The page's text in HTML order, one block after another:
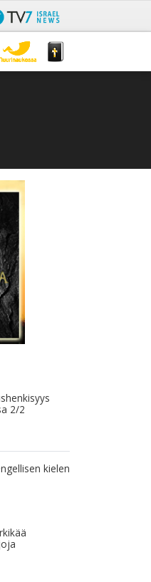
2/2
kielen